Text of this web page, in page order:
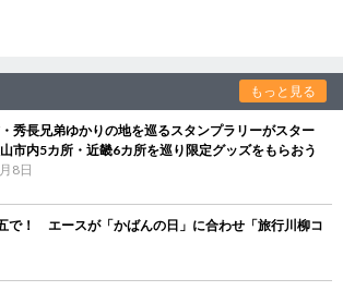
もっと見る
秀長兄弟ゆかりの地を巡るスタンプラリーがスター
市内5カ所・近畿6カ所を巡り限定グッズをもらおう
8日
で！ エースが「かばんの日」に合わせ「旅行川柳コ